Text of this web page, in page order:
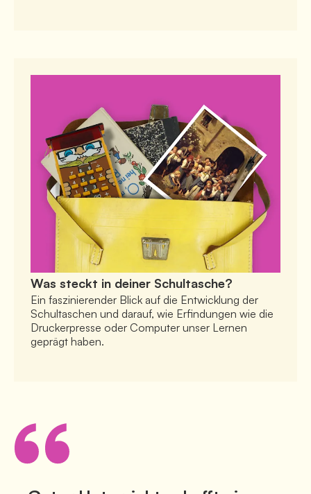
Was steckt in deiner Schultasche?
Ein faszinierender Blick auf die Entwicklung der
Schultaschen und darauf, wie Erfindungen wie die
Druckerpresse oder Computer unser Lernen
geprägt haben.